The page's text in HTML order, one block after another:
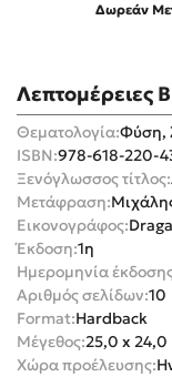
Λεπτομέρειες
Θεματολογία:Φύση,
ISBN:978-618-220-
Ξενόγλωσσος τίτλος:
Μετάφραση:
Εικονογράφος:
Έκδοση:1η
Ημερομηνία
Αριθμός σελίδων:10
Format:Hardback
Μέγεθος:25,0 x 24,0
Χώρα προέλευσης:
Δωρεάν